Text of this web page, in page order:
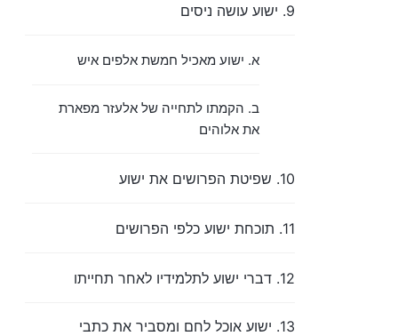
9. ישוע עושה ניסים
א. ישוע מאכיל חמשת אלפים איש
ב. הקמתו לתחייה של אלעזר מפארת
את אלוהים
10. שפיטת הפרושים את ישוע
11. תוכחת ישוע כלפי הפרושים
12. דברי ישוע לתלמידיו לאחר תחייתו
13. ישוע אוכל לחם ומסביר את כתבי